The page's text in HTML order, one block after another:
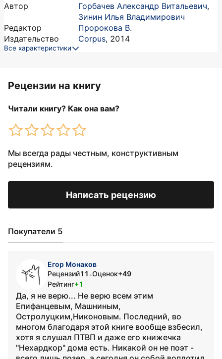
Автор Горбачев Александр Витальевич,
Зинин Илья Владимирович
Редактор
Пророкова В.
Издательство
Corpus, 2014
Все характеристики
Рецензии на книгу
Читали книгу? Как она вам?
Мы всегда рады честным, конструктивным
рецензиям.
Написать рецензию
Покупатели 5
Егор Монаков
Рецензий11 •Оценок+49
Рейтинг+1
Да, я не верю... Не верю всем этим
Епифанцевым, Машниным,
Остролуцким,Никоновым. Последний, во
многом благодаря этой книге вообще взбесил,
хотя я слушал ПТВП и даже его книжечка
"Нехардкор" дома есть. Никакой он не поэт -